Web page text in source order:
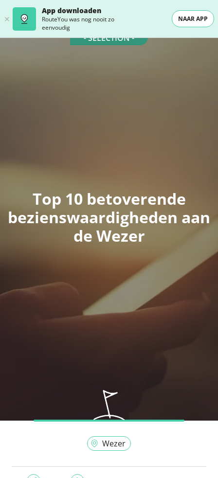
App downloaden
RouteYou was nog nooit zo
eenvoudig
NAAR APP
- SELECTION -
Top 10 betoverende
bezienswaardigheden aan
de Wezer
Wezer